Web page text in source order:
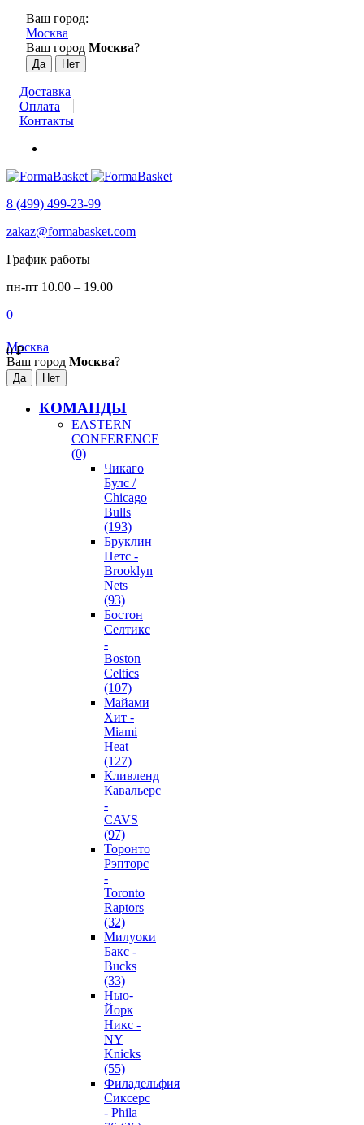
Ваш город:
Москва
Ваш город Москва?
Доставка
Оплата
Контакты
8 (499) 499-23-99
zakaz@formabasket.com
График работы
пн-пт 10.00 – 19.00
0
0₽
Москва
Ваш город Москва?
КОМАНДЫ
EASTERN
CONFERENCE
(0)
Чикаго
Булс /
Chicago
Bulls
(193)
Бруклин
Нетс -
Brooklyn
Nets
(93)
Бостон
Селтикс
-
Boston
Celtics
(107)
Майами
Хит -
Miami
Heat
(127)
Кливленд
Кавальерс
-
CAVS
(97)
Торонто
Рэпторс
-
Toronto
Raptors
(32)
Милуоки
Бакс -
Bucks
(33)
Нью-
Йорк
Никс -
NY
Knicks
(55)
Филадельфия
Сиксерс
- Phila